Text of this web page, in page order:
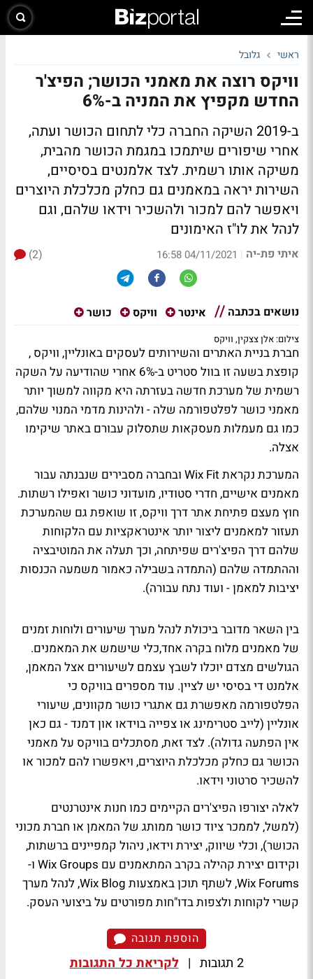
ראשי גלובל
וויקס רוצה את מאמני הכושר; הפיצ'ר
החדש מקפיץ את המניה ב-6%
ב-2019 השיקה החברה כלי לתחום הכושר ועתה,
אחרי שיפורים שיתמכו במגמת הכושר מהבית,
משיקה אותו רשמית. לצד אלמנטים בסיסיים,
השירות יראה במאמנים גם כחלק מכלכלת היוצרים
ויאפשר להם למכור ולהשכיר וידאו שלהם, וגם
לנהל את לו"ז האימונים
איתי פת-יה |
04/11/2021 16:58
(2)
נושאים בכתבה אינטר וויקס כושר
צילום: אלן צצקין, וויקס
חברת בניית האתרים והשירותים לעסקים באונליין, וויקס ,
קופצת בשעה זו בוול סטריט ב-6% אחרי שהודיעה על השקה
רשמית של מערכת חדשה בעזרתה היא מקווה למשוך יותר
מאמני כושר לפלטפורמה שלה - ולהינות מדמי המנוי שלהם,
כמו גם מעמלות מעסקאות שתסלוק עבורם באתר שיקימו
אצלה.
המערכת נקראת Wix Fit ובחברה מסבירים שנבנתה עבור
מאמנים אישיים, חדרי סטודיו, מועדוני כושר ואפילו רשתות.
חוץ מעצם פתיחת אתר דרך וויקס, זו שואפת גם שהמערכת
תעזור למאמנים ליצור יותר אינטראקציות עם הלקוחות
שלהם דרך הפיצ'רים שפיתחה, וכך תעלה את המוטיבציה
וההתמדה שלהם (התמדה בשבילה כאמור משמעה הכנסות
יציבות למאמן - ועוד נתח עבורה).
בין השאר מדובר ביכולת לנהל מערך שיעורים ולוחות זמנים
של מאמנים מלוח בקרה אחד,כלי שישמש את המאמנים.
הגולשים מצדם יוכלו לשבץ עצמם לשיעורים אצל המאמן,
אלמנט די בסיסי יש לציין. עוד מספרים בוויקס כי
הפלטפורמה מאפשרת גם אתגרי כושר מקוונים, שיעורי
אונליין (לייב סטרימינג או צפייה בוידאו און דמנד - גם כאן
אין הפתעה גדולה). לצד זאת, מסתכלים בוויקס על מאמני
הכושר גם כחלק מכלכלת היוצרים, ויאפשרו להם למכור או
להשכיר סרטוני וידאו.
לאלה יצורפו הפיצ'רים הקיימים כמו חנות אינטרנטים
(למשל, לממכר ציוד כושר ממותג של המאמן או חברת מכוני
הכושר), וכלי שיווק, יצירת וידאו, ניהול קמפיינים ברשתות,
וקידום יצירת קהילה בקרב המתאמנים עם Wix Groups ו-
Wix Forums, לשתף תוכן באמצעות Wix Blog, לנהל מערך
קשרי לקוחות ולצפות בדו"חות מפורטים על ביצועי העסק.
הוספת תגובה
2 תגובות | לקריאת כל התגובות